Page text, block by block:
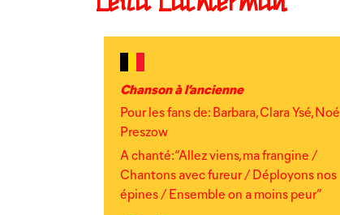
Chanson à l’ancienne
Pour les fans de: Barbara, Clara Ysé, Noé
Preszow
A chanté: “Allez viens, ma frangine /
Chantons avec fureur / Déployons nos
épines / Ensemble on a moins peur”